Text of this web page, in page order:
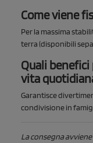
Come viene
Per la massima
terra(disponibili
Quali
vita
Garantisce
condivisione in
La consegna